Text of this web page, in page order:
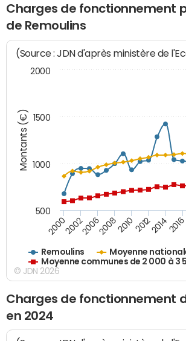
Charges de fonctionnement
de Remoulins
Montants (€)
(Source : JDN d'après ministère de
Remoulins
Moyenne
Moyenne communes de 2 000 à
20002002200620082010201220142016
500
1000
1500
2000
© JDN 2026
Charges de fonctionnement
en 2024